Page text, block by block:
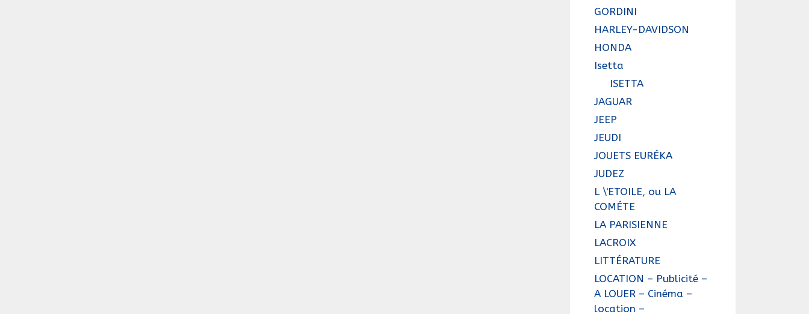
GORDINI
HARLEY-DAVIDSON
HONDA
Isetta
ISETTA
JAGUAR
JEEP
JEUDI
JOUETS EURÉKA
JUDEZ
L \'ETOILE, ou LA
COMÉTE
LA PARISIENNE
LACROIX
LITTÉRATURE
LOCATION – Publicité –
A LOUER – Cinéma –
location –